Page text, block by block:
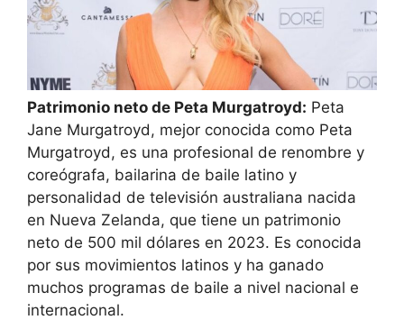
Patrimonio neto de Peta Murgatroyd: Peta
Jane Murgatroyd, mejor conocida como Peta
Murgatroyd, es una profesional de renombre y
coreógrafa, bailarina de baile latino y
personalidad de televisión australiana nacida
en Nueva Zelanda, que tiene un patrimonio
neto de 500 mil dólares en 2023. Es conocida
por sus movimientos latinos y ha ganado
muchos programas de baile a nivel nacional e
internacional.